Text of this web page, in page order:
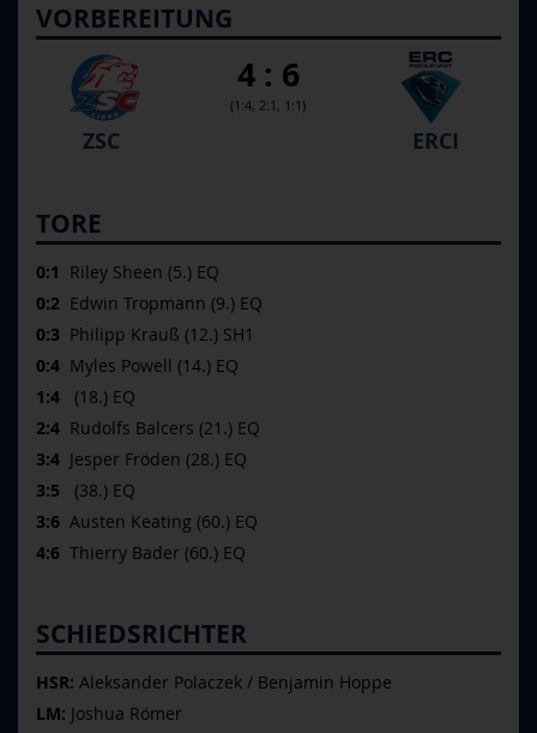
VORBEREITUNG
4 : 6
(1:4, 2:1, 1:1)
ZSC ERCI
TORE
0:1 Riley Sheen (5.) EQ
0:2 Edwin Tropmann (9.) EQ
0:3 Philipp Krauß (12.) SH1
0:4 Myles Powell (14.) EQ
1:4 (18.) EQ
2:4 Rudolfs Balcers (21.) EQ
3:4 Jesper Fröden (28.) EQ
3:5 (38.) EQ
3:6 Austen Keating (60.) EQ
4:6 Thierry Bader (60.) EQ
SCHIEDSRICHTER
HSR: Aleksander Polaczek / Benjamin Hoppe
LM: Joshua Römer